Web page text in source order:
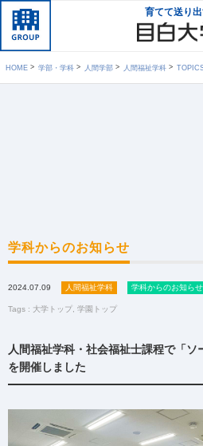
育てて送り
HOME 学部・学科 人間学部 人間福祉学科
学科からのお知らせ
2024.07.09 人間福祉学科 学科からのお知らせ
Tags : 大学トップ 学園トップ
人間福祉学科・社会福祉士課程で「ソ
を開催しました